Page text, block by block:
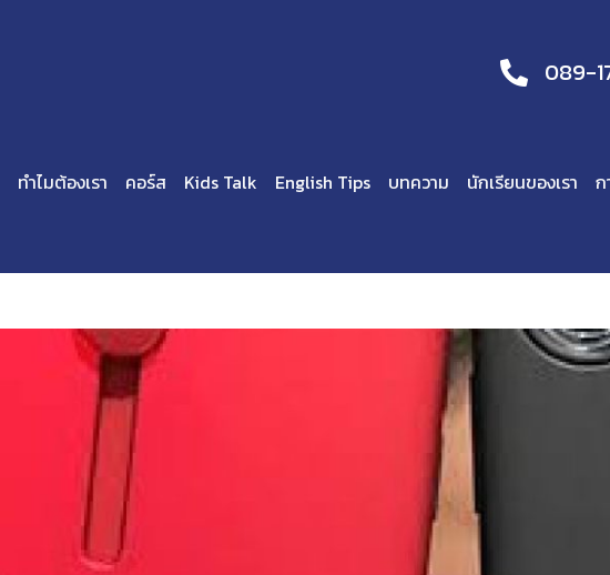
089-
ทำไมต้องเรา คอร์ส Kids Talk English Tips บทความ นักเรียนของเรา ก